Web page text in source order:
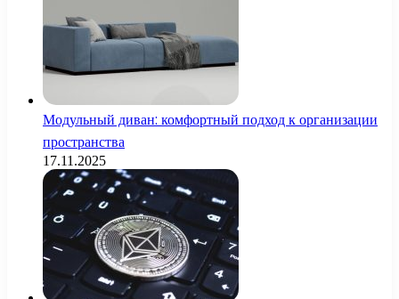
Модульный диван: комфортный подход к организации
пространства
17.11.2025